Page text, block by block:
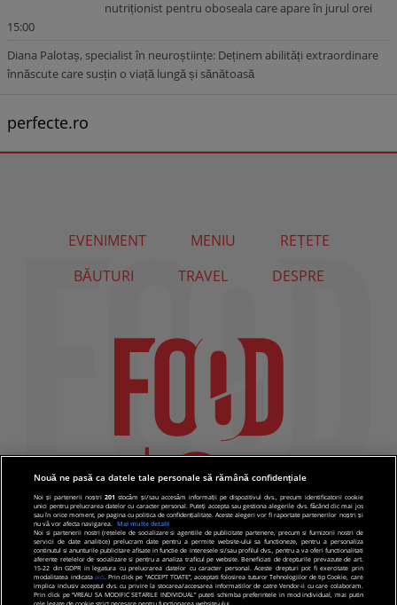
nutriționist pentru oboseala care apare în jurul orei
15:00
Diana Palotaș, specialist în neuroștiințe: Deținem abilități extraordinare
înnăscute care susțin o viață lungă și sănătoasă
perfecte.ro
EVENIMENT MENIU
REȚETE
BĂUTURI
TRAVEL DESPRE
Nouă ne pasă ca datele tale personale să rămână confidențiale
Noi și partenerii noștri201 stocăm și/sau accesăm informații pe dispozitivul dvs., precum identificatorii cookie
unici pentru prelucrarea datelor cu caracter personal. Puteți accepta sau gestiona alegerile dvs. făcând clic mai jos
sau în orice moment, pe pagina cu politica de confidențialitate. Aceste alegeri vor fi raportate partenerilor noștri și
nu vă vor afecta navigarea.
Mai multe detalii
Noi si partenerii nostri (retelele de socializare si agentiile de publicitate partenere, precum si furnizorii nostri de
servicii de date analitice) prelucram date pentru a permite website-ului sa functioneze, pentru a personaliza
continutul si anunturile publicitare afisate in functie de interesele si/sau profilul dvs., pentru a va oferi functionalitati
aferente retelelor de socializare si pentru a analiza traficul pe website. Beneficiati de drepturile prevazute de art.
15-22 din GDPR in legatura cu prelucrarea datelor cu caracter personal. Aceste drepturi pot fi exercitate prin
modalitatea indicata aici. Prin click pe “ACCEPT TOATE”, acceptati folosirea tuturor Tehnologiilor de tip Cookie, care
implica inclusiv acceptul dvs. cu privire la stocarea/accesarea informatiilor de catre Vendor-ii cu care colaboram.
Prin click pe “VREAU SA MODIFIC SETARILE INDIVIDUAL” puteti schimba preferintele in mod individual, mai putin
cele legate de cookie strict necesare pentru functionarea website-ului.